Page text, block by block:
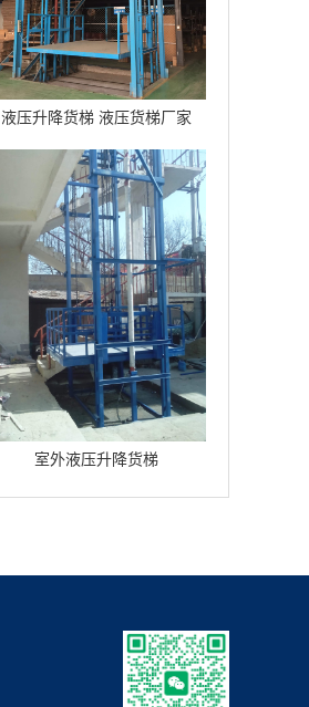
液压升降货梯 液压货梯厂家
室外液压升降货梯